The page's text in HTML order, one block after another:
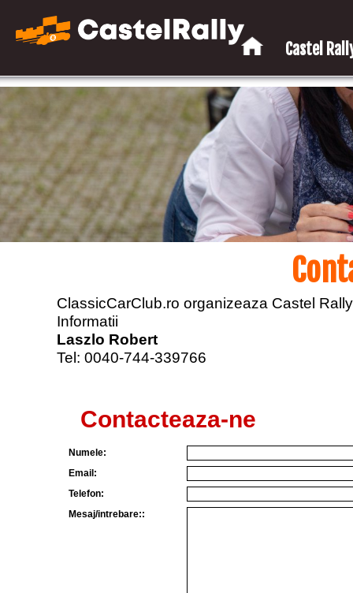
Castel
ClassicCarClub.ro organizeaza Castel
Informatii
Laszlo Robert
Tel: 0040-744-339766
Contacteaza-ne
Numele:
Email:
Telefon:
Mesaj/intrebare::